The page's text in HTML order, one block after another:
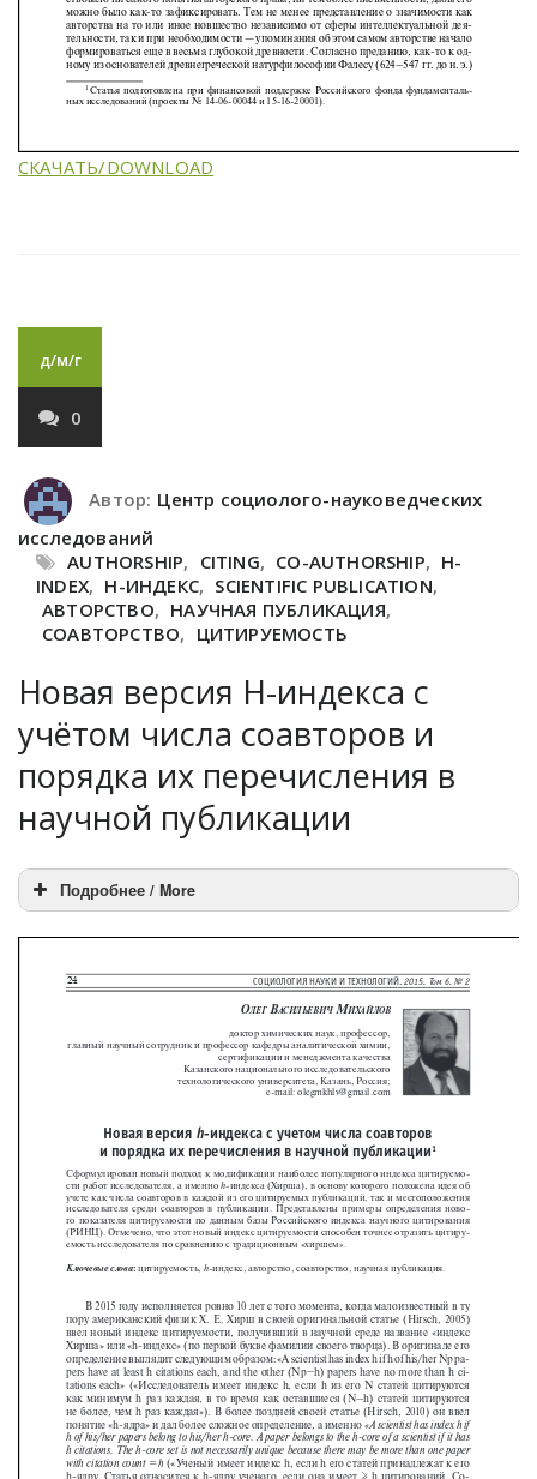
СКАЧАТЬ/DOWNLOAD
д/м/г
0
Автор: Центр социолого-науковедческих
исследований
AUTHORSHIP, CITING, CO-AUTHORSHIP, H-
INDEX, H-ИНДЕКС, SCIENTIFIC PUBLICATION,
АВТОРСТВО, НАУЧНАЯ ПУБЛИКАЦИЯ,
СОАВТОРСТВО, ЦИТИРУЕМОСТЬ
Новая версия Н-индекса с
учётом числа соавторов и
порядка их перечисления в
научной публикации
Подробнее / More